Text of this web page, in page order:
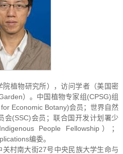
植物研究所），访问学者（美国密
）。中国植物专家组(CPSG)组
Economic Botany)会员；世界自然
会(SSC)会员；联合国开发计划署少
People Fellowship）；
编委。
村南大街27号中央民族大学生命与